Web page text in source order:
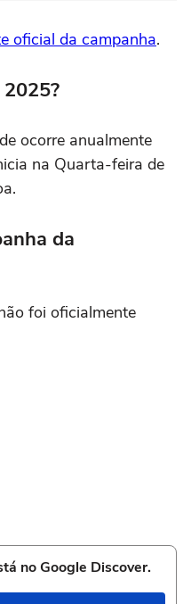
oficial da campanha.
ocorre anualmente
na Quarta-feira de
da
foi oficialmente
no Google Discover.